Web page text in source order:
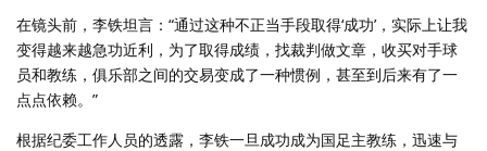
在镜头前，李铁坦言：“通过这种不正当手段取得‘成功’，实际上让我
变得越来越急功近利，为了取得成绩，找裁判做文章，收买对手球
员和教练，俱乐部之间的交易变成了一种惯例，甚至到后来有了一
点点依赖。”
根据纪委工作人员的透露，李铁一旦成功成为国足主教练，迅速与